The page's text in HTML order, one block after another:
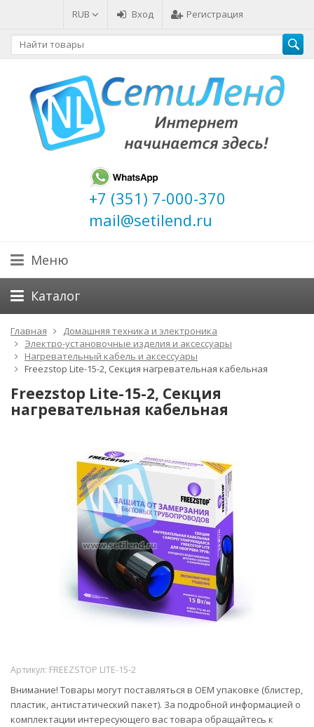
RUB Вход Регистрация
+7 (351) 7-000-370
mail@setilend.ru
Меню
Каталог
Главная
Домашняя техника и электроника
Электро-установочные изделия и аксессуары
Нагревательный кабель и аксессуары
Freezstop Lite-15-2, Секция нагревательная кабельная
Freezstop Lite-15-2, Секция
нагревательная кабельная
Артикул: FREEZSTOP LITE-15-2
Внимание! Товары могут поставляться в ОЕМ упаковке (блистер,
пластик, антистатический пакет). За подробной информацией о
комплектации интересующего вас товара обращайтесь к